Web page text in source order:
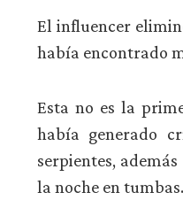
El influencer
había encontrado
Esta no es la
había generado
serpientes,
la noche en tumbas.